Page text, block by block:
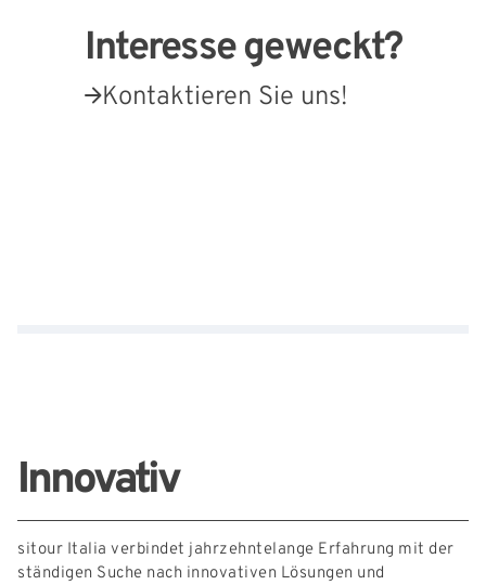
Interesse geweckt?
Kontaktieren Sie uns!
Innovativ
sitour Italia verbindet jahrzehntelange Erfahrung mit der
ständigen Suche nach innovativen Lösungen und